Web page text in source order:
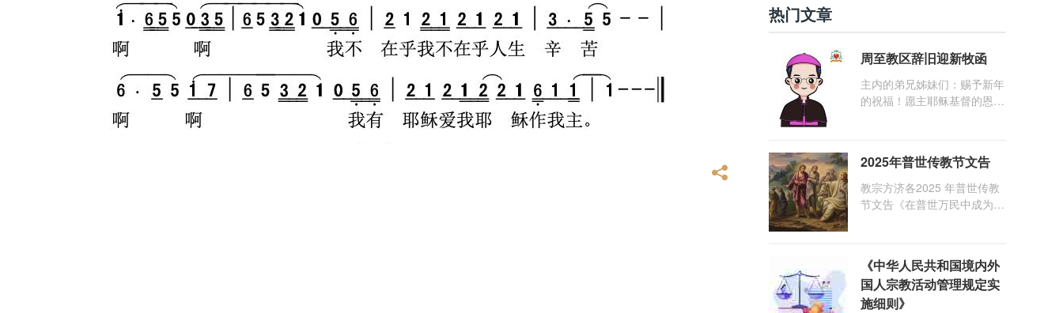
热门文章
周至教区辞旧迎新牧函
主内的弟兄姊妹们：赐予新年
的祝福！愿主耶稣基督的恩
们，愿临在的救主基督安慰你
们，并圣化你们的生活，作为
祝贺祂诞辰的珍贵礼品。
2025年普世传教节文告
教宗方济各2025 年普世传教
节文告《在普世万民中成为怀
《中华人民共和国境内外
国人宗教活动管理规定实
施细则》